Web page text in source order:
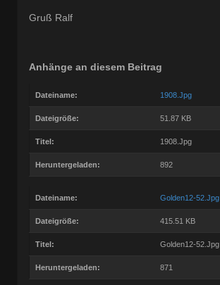
Gruß Ralf
Anhänge an diesem Beitrag
Dateiname: 1908.Jpg
Dateigröße: 51.87 KB
Titel: 1908.Jpg
Heruntergeladen: 892
Dateiname: Golden12-52.Jpg
Dateigröße: 415.51 KB
Titel: Golden12-52.Jpg
Heruntergeladen: 871